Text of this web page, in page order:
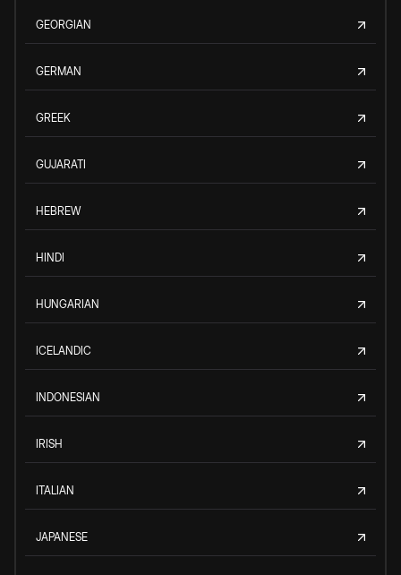
GEORGIAN
GERMAN
GREEK
GUJARATI
HEBREW
HINDI
HUNGARIAN
ICELANDIC
INDONESIAN
IRISH
ITALIAN
JAPANESE